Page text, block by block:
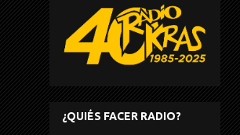
¿QUIÉS FACER RADIO?